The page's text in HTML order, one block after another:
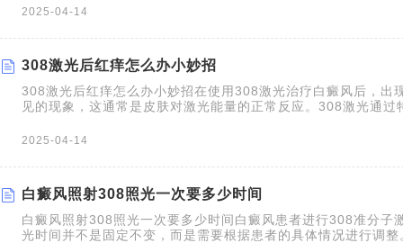
于，选择一个方便且能保证药物有效吸收的时间点，并坚持规
2025-04-14
308激光后红痒怎么办小妙招
308激光后红痒怎么办小妙招在使用308激光治疗白癜风后，出
见的现象，这通常是皮肤对激光能量的正常反应。308激光通过
况，患者不必过于惊慌，通常可以通过一些简单的方法来缓解
目用药。为了让患者更好地
2025-04-14
白癜风照射308照光一次要多少时间
白癜风照射308照光一次要多少时间白癜风患者进行308准分子
光时间并不是固定不变，而是需要根据患者的具体情况进行调